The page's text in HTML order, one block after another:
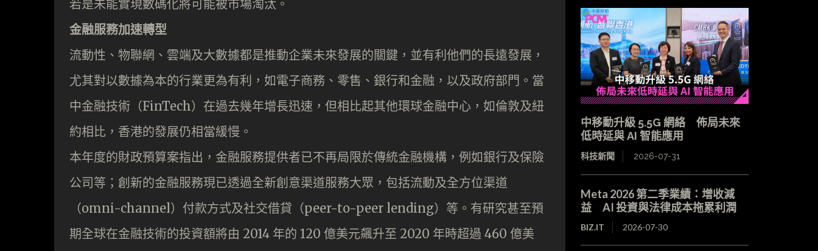
若是未能實現數碼化將可能被市場淘汰。
金融服務加速轉型
流動性、物聯網、雲端及大數據都是推動企業未來發展的關鍵，並有利他們的長遠發展，
尤其對以數據為本的行業更為有利，如電子商務、零售、銀行和金融，以及政府部門。當
中金融技術（FinTech）在過去幾年增長迅速，但相比起其他環球金融中心，如倫敦及紐
約相比，香港的發展仍相當緩慢。
本年度的財政預算案指出，金融服務提供者已不再局限於傳統金融機構，例如銀行及保險
公司等；創新的金融服務現已透過全新創意渠道服務大眾，包括流動及全方位渠道
（omni-channel）付款方式及社交借貸（peer-to-peer lending）等。有研究甚至預
期全球在金融技術的投資額將由 2014 年的 120 億美元飆升至 2020 年時超過 460 億美
中移動升級 5.5G 網絡 佈局未來
低時延與 AI 智能應用
科技新聞 2026-07-31
Meta 2026 第二季業績：增收減
益 AI 投資與法律成本拖累利潤
BIZ.IT 2026-07-30